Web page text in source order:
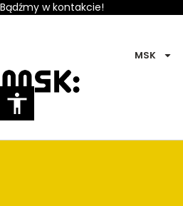
Bądźmy w kontakcie!
MSK